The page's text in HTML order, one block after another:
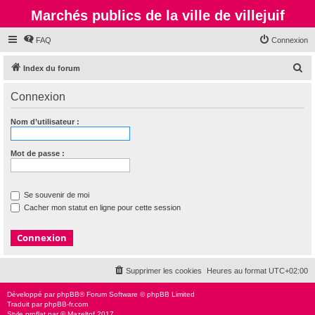
Marchés publics de la ville de villejuif
FAQ Connexion
Index du forum
Connexion
Nom d’utilisateur :
Mot de passe :
Se souvenir de moi
Cacher mon statut en ligne pour cette session
Heures au format UTC+02:00
Supprimer les cookies
Développé parphpBB® Forum Software © phpBB Limited
Traduit parphpBB-fr.com